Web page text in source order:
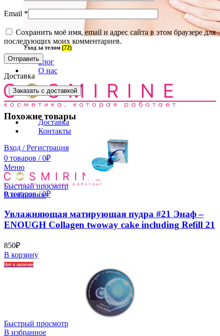
Уход за телом (72)
Блог
О нас
Доставка
Контакты
Вход / Регистрация
0 товаров / 0₽
Меню
0товаров / 0₽
Email *
Сохранить моё имя, email и адрес сайта в этом браузере для
последующих моих комментариев.
Доставка
Заказать с доставкой
Похожие товары
Быстрый просмотр
В избранное
Увлажняющая матирующая пудра #21 Энаф –
ENOUGH Collagen twoway cake including Refill 21
850₽
В корзину
Нет в наличии
Быстрый просмотр
В избранное